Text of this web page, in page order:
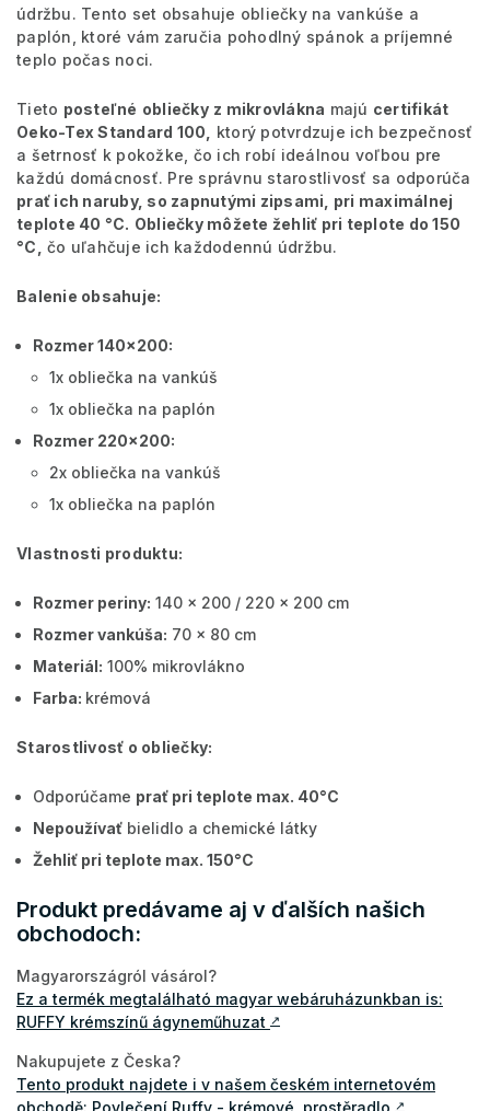
údržbu. Tento set obsahuje obliečky na vankúše a
paplón, ktoré vám zaručia pohodlný spánok a príjemné
teplo počas noci.
Tieto posteľné obliečky z mikrovlákna majú certifikát
Oeko-Tex Standard 100,
ktorý potvrdzuje ich bezpečnosť
a šetrnosť k pokožke, čo ich robí ideálnou voľbou pre
každú domácnosť. Pre správnu starostlivosť sa odporúča
prať ich naruby, so zapnutými zipsami, pri maximálnej
teplote 40 °C. Obliečky môžete žehliť pri teplote do 150
°C,
čo uľahčuje ich každodennú údržbu.
Balenie obsahuje:
Rozmer 140x200:
1x obliečka na vankúš
1x obliečka na paplón
Rozmer 220x200:
2x obliečka na vankúš
1x obliečka na paplón
Vlastnosti produktu:
Rozmer periny: 140 x 200 / 220 x 200 cm
Rozmer vankúša: 70 x 80 cm
Materiál: 100% mikrovlákno
Farba: krémová
Starostlivosť o obliečky:
Odporúčame prať pri teplote max. 40°C
Nepoužívať bielidlo a chemické látky
Žehliť pri teplote max. 150°C
Produkt predávame aj v ďalších našich
obchodoch:
Magyarországról vásárol?
Ez a termék megtalálható magyar webáruházunkban is:
RUFFY krémszínű ágyneműhuzat ↗
Nakupujete z Česka?
Tento produkt najdete i v našem českém internetovém
obchodě: Povlečení Ruffy - krémové, prostěradlo ↗